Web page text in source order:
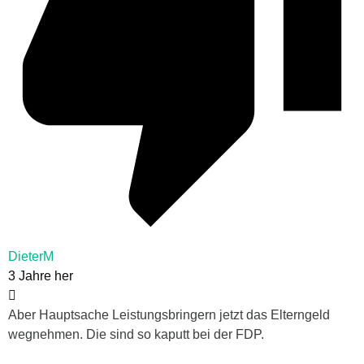
DieterM
3 Jahre her
Aber Hauptsache Leistungsbringern jetzt das Elterngeld
wegnehmen. Die sind so kaputt bei der FDP.